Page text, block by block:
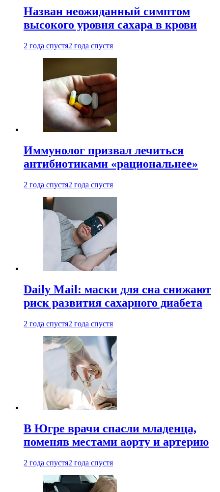
Назван неожиданный симптом
высокого уровня сахара в крови
2 года спустя2 года спустя
Иммунолог призвал лечиться
антибиотиками «рациональнее»
2 года спустя2 года спустя
Daily Mail: маски для сна снижают
риск развития сахарного диабета
2 года спустя2 года спустя
В Югре врачи спасли младенца,
поменяв местами аорту и артерию
2 года спустя2 года спустя